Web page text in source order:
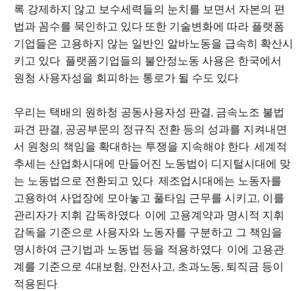
록 강제하지 않고 보수세력들의 눈치를 보면서 자본의 편
법과 꼼수를 묵인하고 있다.또한 기술변화에 따라 플랫폼
기업들은 고용하지 않는 일반인 알바노동을 급속히 확산시
키고 있다. 플랫폼기업들의 불안정노동 사용은 한국에서
원청 사용자성을 회피하는 통로가 될 수도 있다.
우리는 택배의 원하청 공동사용자성 판결, 금속노조 불법
파견 판결, 공공부문의 정규직 전환 등의 성과를 지켜내면
서 원청의 책임을 확대하는 투쟁을 지속해야 한다. 세계적
추세는 산업화시대에 만들어진 노동법이 디지털시대에 맞
는 노동법으로 전환되고 있다. 제조업시대에는 노동자를
고용하여 사업장에 모아놓고 풀타임 근무를 시키고, 이를
관리자가 지휘 감독하였다. 이에 고용계약과 명시적 지휘
감독을 기준으로 사용자와 노동자를 구분하고 그 책임을
명시하여 근기법과 노동법 등을 적용하였다. 이에 고용관
계를 기준으로 4대보험, 안전사고, 초과노동, 퇴직금 등이
적용된다.